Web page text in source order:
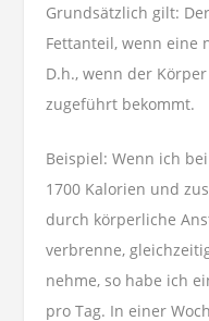
Grundsätzlich gilt:
Fettanteil, wenn eine
D.h., wenn der
zugeführt bekommt.
Beispiel: Wenn ich
1700 Kalorien und
durch körperliche
verbrenne,
nehme, so habe ich
pro Tag. In einer